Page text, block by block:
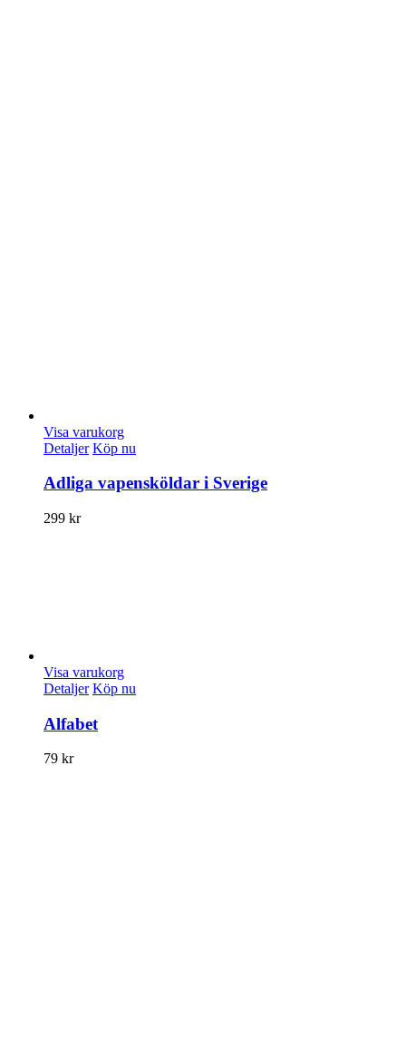
Visa varukorg
Detaljer Köp nu
Adliga vapensköldar i Sverige
299 kr
Visa varukorg
Detaljer Köp nu
Alfabet
79 kr